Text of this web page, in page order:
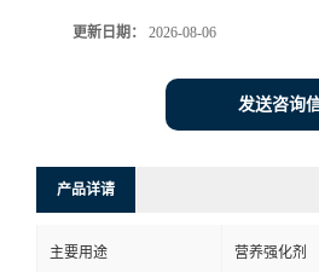
更新日期： 2026-08-06
发送咨询
产品详请
主要用途 营养强化剂